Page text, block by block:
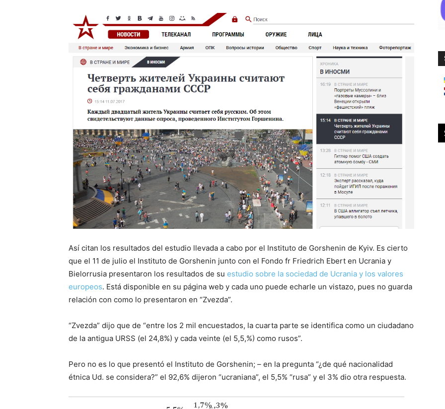
Así citan los resultados del estudio llevada a cabo por el Instituto de Gorshenin de Kyiv. Es cierto
que el 11 de julio el Instituto de Gorshenin junto con el Fondo fr Friedrich Ebert en Ucrania y
Bielorrusia presentaron los resultados de su estudio sobre la sociedad de Ucrania y los valores
europeos. Está disponible en su página web y cada uno puede echarle un vistazo, pues no guarda
relación con como lo presentaron en “Zvezda”.
“Zvezda” dijo que de “entre los 2 mil encuestados, la cuarta parte se identifica como un ciudadano
de la antigua URSS (el 24,8%) y cada veinte (el 5,5,%) como rusos”.
Pero no es lo que presentó el Instituto de Gorshenin; – en la pregunta “¿de qué nacionalidad
étnica Ud. se considera?” el 92,6% dijeron “ucraniana”, el 5,5% “rusa” y el 3% dio otra respuesta.